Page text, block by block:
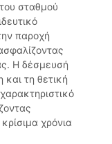
σταθμού
παροχή
Η δέσμευσή
τη θετική
χρόνια